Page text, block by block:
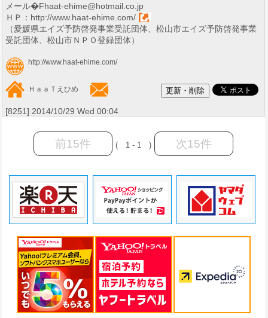
メール�Fhaat-ehime@hotmail.co.jp
ＨＰ： http://www.haat-ehime.com/
（愛媛県エイズ予防啓発事業受託団体、松山市エイズ予防啓発事業
受託団体、松山市ＮＰＯ登録団体）
http://www.haat-ehime.com/
ＨａａＴえひめ
[8251] 2014/10/29 Wed 00:04
前15件 ( 1 - 1 ) 次15件